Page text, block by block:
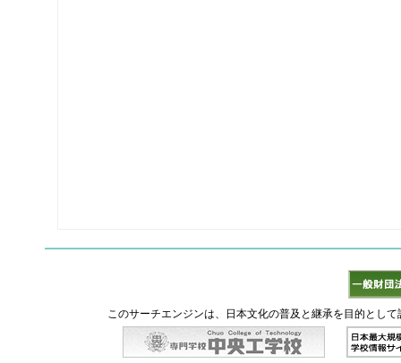
このサーチエンジンは、日本文化の普及と継承を目的とし